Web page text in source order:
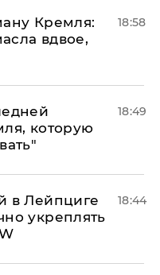
Кремля:
вдвое,
18:58
которую
18:49
в Лейпциге
укреплять
18:44